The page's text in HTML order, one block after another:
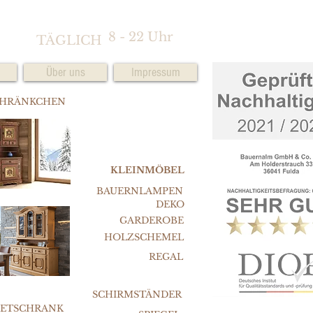
TÄGLICH 8 - 22 Uhr
Über uns Impressum
KLEINMÖBEL
BAUERNLAMPEN
DEKO
GARDEROBE
HOLZSCHEMEL
REGAL
SCHIRMSTÄNDER